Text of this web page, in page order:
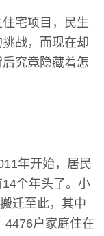
宅项目，民生
战，而现在却
究竟隐藏着怎
年开始，居民
个年头了。小
迁至此，其中
4476户家庭住在